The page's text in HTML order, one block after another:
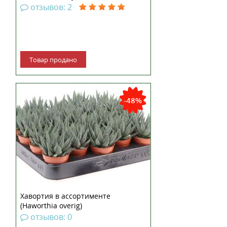
отзывов: 2
Товар продано
-48%
Хавортия в ассортименте
(Haworthia overig)
отзывов: 0